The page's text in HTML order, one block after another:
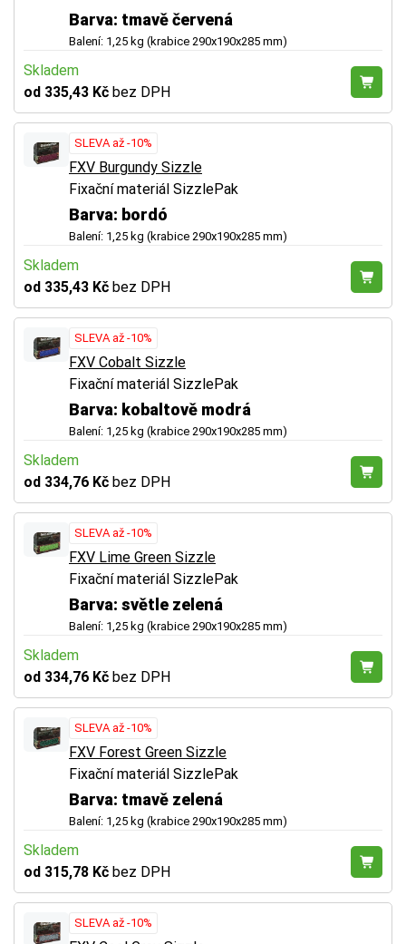
Barva: tmavě červená
Balení: 1,25 kg (krabice 290x190x285 mm)
Skladem
od 335,43 Kč bez DPH
SLEVA až -10%
FXV Burgundy Sizzle
Fixační materiál SizzlePak
Barva: bordó
Balení: 1,25 kg (krabice 290x190x285 mm)
Skladem
od 335,43 Kč bez DPH
SLEVA až -10%
FXV Cobalt Sizzle
Fixační materiál SizzlePak
Barva: kobaltově modrá
Balení: 1,25 kg (krabice 290x190x285 mm)
Skladem
od 334,76 Kč bez DPH
SLEVA až -10%
FXV Lime Green Sizzle
Fixační materiál SizzlePak
Barva: světle zelená
Balení: 1,25 kg (krabice 290x190x285 mm)
Skladem
od 334,76 Kč bez DPH
SLEVA až -10%
FXV Forest Green Sizzle
Fixační materiál SizzlePak
Barva: tmavě zelená
Balení: 1,25 kg (krabice 290x190x285 mm)
Skladem
od 315,78 Kč bez DPH
SLEVA až -10%